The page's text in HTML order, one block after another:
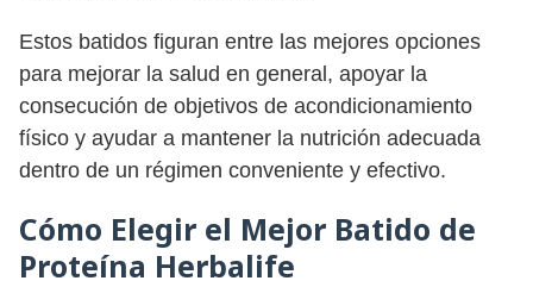
Estos batidos figuran entre las mejores opciones
para mejorar la salud en general, apoyar la
consecución de objetivos de acondicionamiento
físico y ayudar a mantener la nutrición adecuada
dentro de un régimen conveniente y efectivo.
Cómo Elegir el Mejor Batido de
Proteína Herbalife